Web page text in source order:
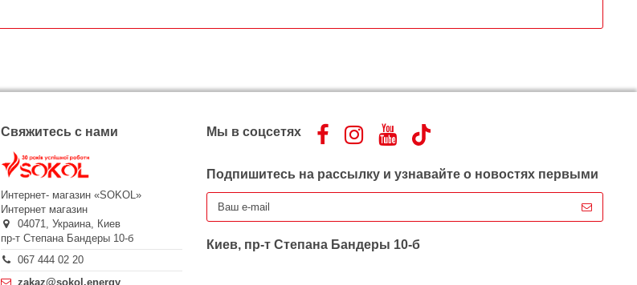
Свяжитесь с нами
Интернет- магазин «SOKOL»
Интернет магазин
04071,Украина, Киев
пр-т Степана Бандеры 10-б
067 444 02 20
zakaz@sokol.energy
Мы в соцсетях
Подпишитесь на рассылку и узнавайте о новостях первыми
Киев, пр-т Степана Бандеры 10-б